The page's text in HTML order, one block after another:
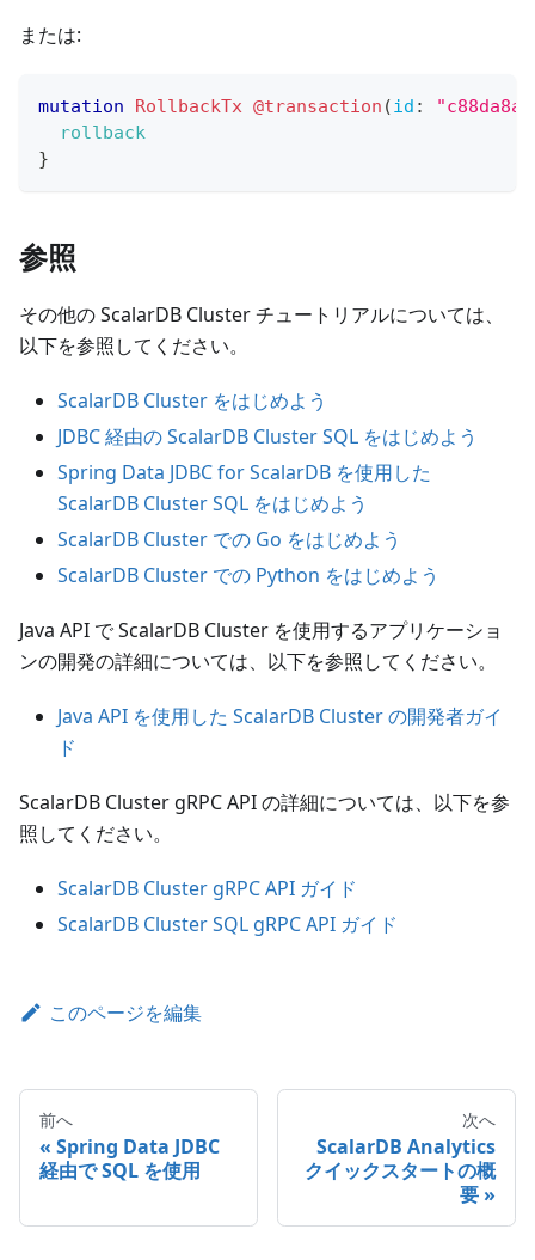
または:
mutation RollbackTx @transaction (id :
rollback
}
参照
その他の ScalarDB Cluster チュートリアルについては、
以下を参照してください。
ScalarDB Cluster をはじめよう
JDBC 経由の ScalarDB Cluster SQL をはじめよう
Spring Data JDBC for ScalarDB を使用した
ScalarDB Cluster SQL をはじめよう
ScalarDB Cluster での Go をはじめよう
ScalarDB Cluster での Python をはじめよう
Java API で ScalarDB Cluster を使用するアプリケーショ
ンの開発の詳細については、以下を参照してください。
Java API を使用した ScalarDB Cluster の開発者ガイ
ド
ScalarDB Cluster gRPC API の詳細については、以下を参
照してください。
ScalarDB Cluster gRPC API ガイド
ScalarDB Cluster SQL gRPC API ガイド
このページを編集
前へ
Spring Data JDBC
経由で SQL を使用
次へ
ScalarDB Analytics
クイックスタートの概
要